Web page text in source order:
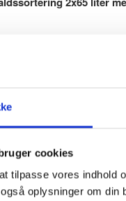
cookies
tilpasse vores indhold
oplysninger om din
fodpedaler for håndfri
korrekt tømning
stabilitet.